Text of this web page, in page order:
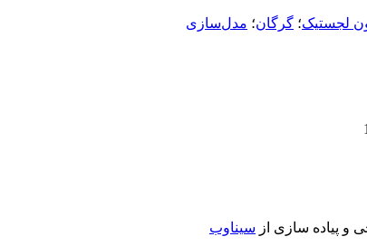
لجستیک؛ گرگان؛ مدل‌سازی
و پیاده سازی از سیناوب